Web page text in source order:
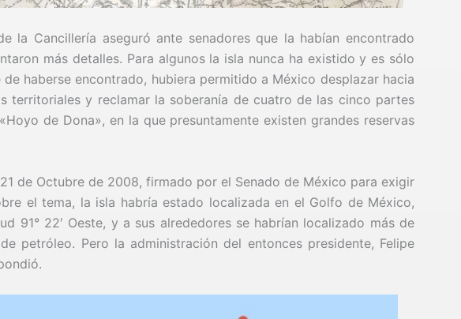
la Cancillería aseguró ante senadores que la habían encontrado
más detalles. Para algunos la isla nunca ha existido y es sólo
haberse encontrado, hubiera permitido a México desplazar hacia
territoriales y reclamar la soberanía de cuatro de las cinco partes
de Dona», en la que presuntamente existen grandes reservas
de Octubre de 2008, firmado por el Senado de México para exigir
el tema, la isla habría estado localizada en el Golfo de México,
91° 22′ Oeste, y a sus alrededores se habrían localizado más de
petróleo. Pero la administración del entonces presidente, Felipe